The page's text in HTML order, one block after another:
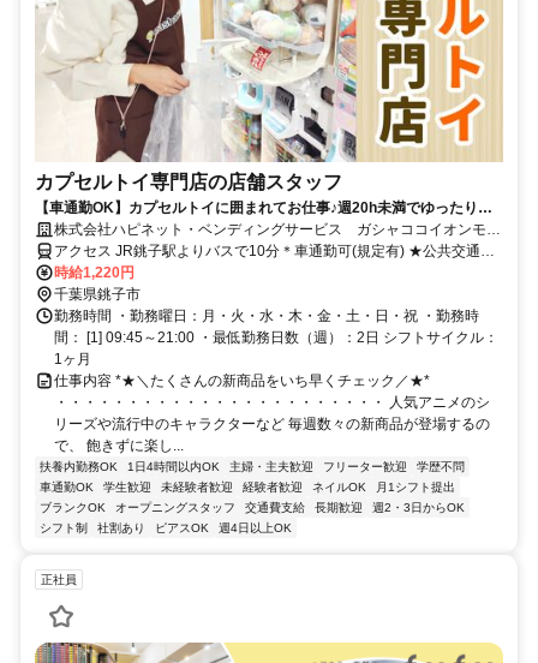
カプセルトイ専門店の店舗スタッフ
【車通勤OK】カプセルトイに囲まれてお仕事♪週20h未満でゆったり勤
務のシフトです◎ネイル＆ピアスOK・髪色自由
株式会社ハピネット・ベンディングサービス ガシャココイオンモー
ル銚子
アクセス JR銚子駅よりバスで10分＊車通勤可(規定有) ★公共交通の
場合交通費全額支給
時給1,220円
千葉県銚子市
勤務時間 ・勤務曜日：月・火・水・木・金・土・日・祝 ・勤務時
間： [1] 09:45～21:00 ・最低勤務日数（週）：2日 シフトサイクル：
1ヶ月
仕事内容 *★＼たくさんの新商品をいち早くチェック／★*
・・・・・・・・・・・・・・・・・・・・・・・ 人気アニメのシ
リーズや流行中のキャラクターなど 毎週数々の新商品が登場するの
で、 飽きずに楽し...
扶養内勤務OK 1日4時間以内OK 主婦・主夫歓迎 フリーター歓迎
学歴不問
車通勤OK
学生歓迎 未経験者歓迎 経験者歓迎 ネイルOK
月1シフト提出
ブランクOK
オープニングスタッフ 交通費支給 長期歓迎
週2・3日からOK
シフト制
社割あり ピアスOK 週4日以上OK
正社員